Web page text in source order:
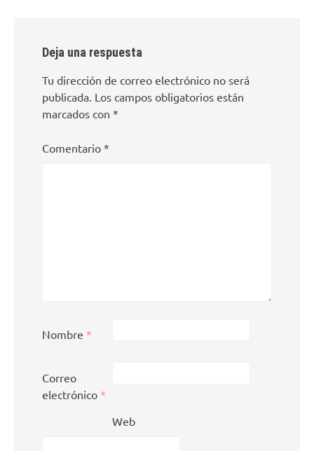
Deja una respuesta
Tu dirección de correo electrónico no será
publicada. Los campos obligatorios están
marcados con *
Comentario *
Nombre *
Correo
electrónico *
Web